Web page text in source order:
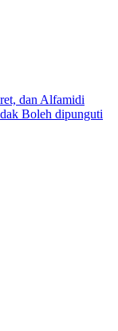
dan Alfamidi
Boleh dipunguti